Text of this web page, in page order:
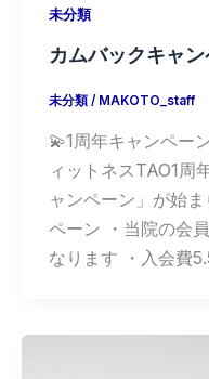
未分類
カムバックキャン
未分類/ MAKOTO_staff
💫1周年キャンペー
ィットネスTAO1周
ャンペーン」が始
ペーン ・当院の会
なります ・入会費